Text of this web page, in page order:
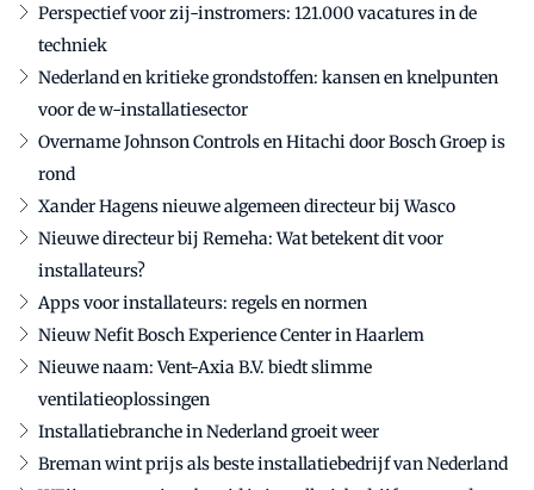
Perspectief voor zij-instromers: 121.000 vacatures in de
techniek
Nederland en kritieke grondstoffen: kansen en knelpunten
voor de w-installatiesector
Overname Johnson Controls en Hitachi door Bosch Groep is
rond
Xander Hagens nieuwe algemeen directeur bij Wasco
Nieuwe directeur bij Remeha: Wat betekent dit voor
installateurs?
Apps voor installateurs: regels en normen
Nieuw Nefit Bosch Experience Center in Haarlem
Nieuwe naam: Vent-Axia B.V. biedt slimme
ventilatieoplossingen
Installatiebranche in Nederland groeit weer
Breman wint prijs als beste installatiebedrijf van Nederland